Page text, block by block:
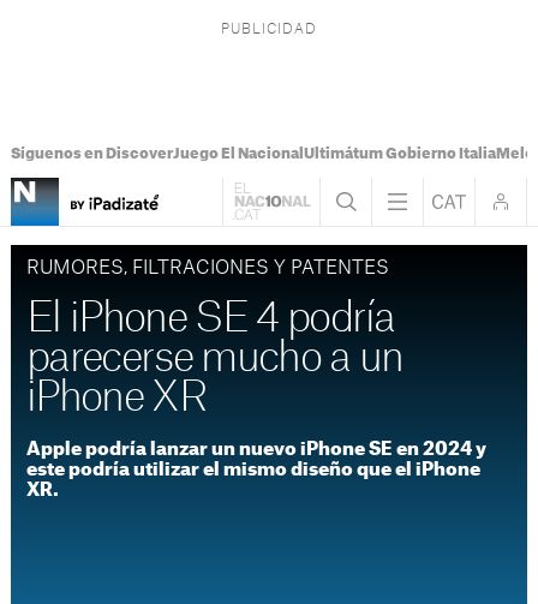
Síguenos en DiscoverJuego El Nacional Ultimátum Gobierno Italia
RUMORES, FILTRACIONES Y PATENTES
El iPhone SE 4 podría
parecerse mucho a un
iPhone XR
Apple podría lanzar un nuevo iPhone SE en 2024 y
este podría utilizar el mismo diseño que el iPhone
XR.